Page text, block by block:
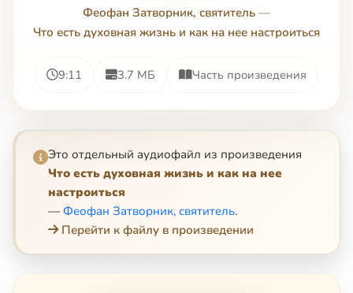
Феофан Затворник, святитель —
Что есть духовная жизнь и как на нее настроиться
9:11 3.7 МБ Часть произведения
Это отдельный аудиофайл из произведения
Что есть духовная жизнь и как на нее
настроиться
— Феофан Затворник, святитель.
Перейти к файлу в произведении